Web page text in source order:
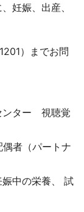
妊娠、出産、
）までお問
ター 視聴覚
者（パートナ
の栄養、 試